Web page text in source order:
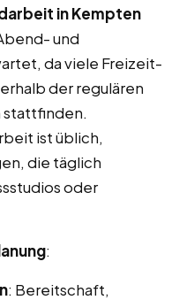
in Kempten
und
da viele Freizeit-
der regulären
stattfinden.
ist üblich,
die täglich
oder
:
: Bereitschaft,